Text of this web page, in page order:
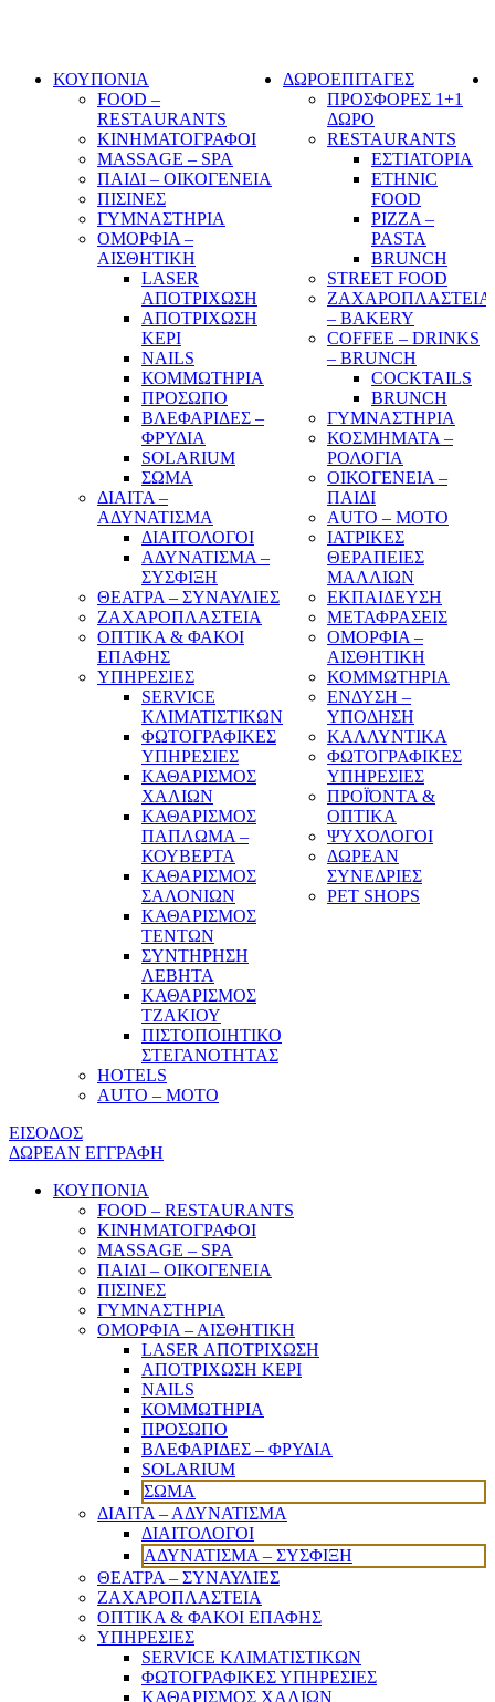
ΚΟΥΠΟΝΙΑ
FOOD –
RESTAURANTS
ΚΙΝΗΜΑΤΟΓΡΑΦΟΙ
MASSAGE – SPA
ΠΑΙΔΙ – ΟΙΚΟΓΕΝΕΙΑ
ΠΙΣΙΝΕΣ
ΓΥΜΝΑΣΤΗΡΙΑ
ΟΜΟΡΦΙΑ –
ΑΙΣΘΗΤΙΚΗ
LASER
ΑΠΟΤΡΙΧΩΣΗ
ΑΠΟΤΡΙΧΩΣΗ
ΚΕΡΙ
NAILS
ΚΟΜΜΩΤΗΡΙΑ
ΠΡΟΣΩΠΟ
ΒΛΕΦΑΡΙΔΕΣ –
ΦΡΥΔΙΑ
SOLARIUM
ΣΩΜΑ
ΔΙΑΙΤΑ –
ΑΔΥΝΑΤΙΣΜΑ
ΔΙΑΙΤΟΛΟΓΟΙ
ΑΔΥΝΑΤΙΣΜΑ –
ΣΥΣΦΙΞΗ
ΘΕΑΤΡΑ – ΣΥΝΑΥΛΙΕΣ
ΖΑΧΑΡΟΠΛΑΣΤΕΙΑ
ΟΠΤΙΚΑ & ΦΑΚΟΙ
ΕΠΑΦΗΣ
ΥΠΗΡΕΣΙΕΣ
SERVICE
ΚΛΙΜΑΤΙΣΤΙΚΩΝ
ΦΩΤΟΓΡΑΦΙΚΕΣ
ΥΠΗΡΕΣΙΕΣ
ΚΑΘΑΡΙΣΜΟΣ
ΧΑΛΙΩΝ
ΚΑΘΑΡΙΣΜΟΣ
ΠΑΠΛΩΜΑ –
ΚΟΥΒΕΡΤΑ
ΚΑΘΑΡΙΣΜΟΣ
ΣΑΛΟΝΙΩΝ
ΚΑΘΑΡΙΣΜΟΣ
ΤΕΝΤΩΝ
ΣΥΝΤΗΡΗΣΗ
ΛΕΒΗΤΑ
ΚΑΘΑΡΙΣΜΟΣ
ΤΖΑΚΙΟΥ
ΠΙΣΤΟΠΟΙΗΤΙΚΟ
ΣΤΕΓΑΝΟΤΗΤΑΣ
HOTELS
AUTO – MOTO
ΔΩΡΟΕΠΙΤΑΓΕΣ
ΠΡΟΣΦΟΡΕΣ 1+1
ΔΩΡΟ
RESTAURANTS
ΕΣΤΙΑΤΟΡΙΑ
ETHNIC
FOOD
PIZZA –
PASTA
BRUNCH
STREET FOOD
ΖΑΧΑΡΟΠΛΑΣΤΕΙΑ
– BAKERY
COFFEE – DRINKS
– BRUNCH
COCKTAILS
BRUNCH
ΓΥΜΝΑΣΤΗΡΙΑ
ΚΟΣΜΗΜΑΤΑ –
ΡΟΛΟΓΙΑ
ΟΙΚΟΓΕΝΕΙΑ –
ΠΑΙΔΙ
AUTO – MOTO
ΙΑΤΡΙΚΕΣ
ΘΕΡΑΠΕΙΕΣ
ΜΑΛΛΙΩΝ
ΕΚΠΑΙΔΕΥΣΗ
ΜΕΤΑΦΡΑΣΕΙΣ
ΟΜΟΡΦΙΑ –
ΑΙΣΘΗΤΙΚΗ
ΚΟΜΜΩΤΗΡΙΑ
ΕΝΔΥΣΗ –
ΥΠΟΔΗΣΗ
ΚΑΛΛΥΝΤΙΚΑ
ΦΩΤΟΓΡΑΦΙΚΕΣ
ΥΠΗΡΕΣΙΕΣ
ΠΡΟΪΌΝΤΑ &
ΟΠΤΙΚΑ
ΨΥΧΟΛΟΓΟΙ
ΔΩΡΕΑΝ
ΣΥΝΕΔΡΙΕΣ
PET SHOPS
ΕΙΣΟΔΟΣ
ΔΩΡΕΑΝ ΕΓΓΡΑΦΗ
ΚΟΥΠΟΝΙΑ
FOOD – RESTAURANTS
ΚΙΝΗΜΑΤΟΓΡΑΦΟΙ
MASSAGE – SPA
ΠΑΙΔΙ – ΟΙΚΟΓΕΝΕΙΑ
ΠΙΣΙΝΕΣ
ΓΥΜΝΑΣΤΗΡΙΑ
ΟΜΟΡΦΙΑ – ΑΙΣΘΗΤΙΚΗ
LASER ΑΠΟΤΡΙΧΩΣΗ
ΑΠΟΤΡΙΧΩΣΗ ΚΕΡΙ
NAILS
ΚΟΜΜΩΤΗΡΙΑ
ΠΡΟΣΩΠΟ
ΒΛΕΦΑΡΙΔΕΣ – ΦΡΥΔΙΑ
SOLARIUM
ΣΩΜΑ
ΔΙΑΙΤΑ – ΑΔΥΝΑΤΙΣΜΑ
ΔΙΑΙΤΟΛΟΓΟΙ
ΑΔΥΝΑΤΙΣΜΑ – ΣΥΣΦΙΞΗ
ΘΕΑΤΡΑ – ΣΥΝΑΥΛΙΕΣ
ΖΑΧΑΡΟΠΛΑΣΤΕΙΑ
ΟΠΤΙΚΑ & ΦΑΚΟΙ ΕΠΑΦΗΣ
ΥΠΗΡΕΣΙΕΣ
SERVICE ΚΛΙΜΑΤΙΣΤΙΚΩΝ
ΦΩΤΟΓΡΑΦΙΚΕΣ ΥΠΗΡΕΣΙΕΣ
ΚΑΘΑΡΙΣΜΟΣ ΧΑΛΙΩΝ